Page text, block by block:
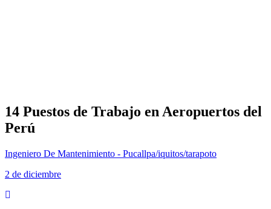
14 Puestos de Trabajo en Aeropuertos del
Perú
Ingeniero De Mantenimiento - Pucallpa/iquitos/tarapoto
2 de diciembre